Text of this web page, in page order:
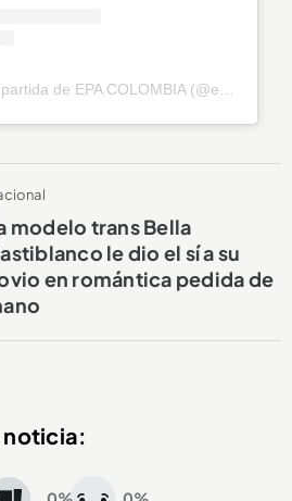
Una publicación compartida de EPA COLOMBIA (@epa_colombia)
modelo trans Bella
le dio el sí a su
en romántica pedida de
noticia: